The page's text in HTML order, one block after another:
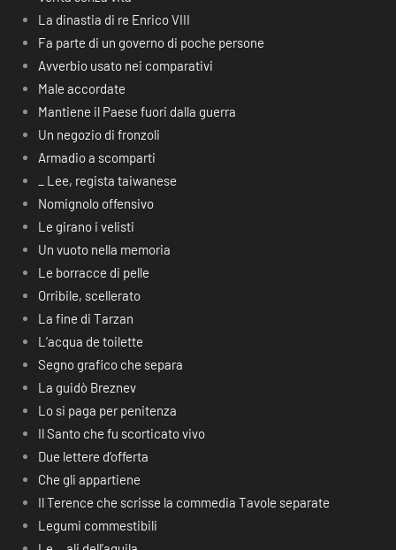
La dinastia di re Enrico VIII
Fa parte di un governo di poche persone
Avverbio usato nei comparativi
Male accordate
Mantiene il Paese fuori dalla guerra
Un negozio di fronzoli
Armadio a scomparti
_ Lee, regista taiwanese
Nomignolo offensivo
Le girano i velisti
Un vuoto nella memoria
Le borracce di pelle
Orribile, scellerato
La fine di Tarzan
L’acqua de toilette
Segno grafico che separa
La guidò Breznev
Lo si paga per penitenza
Il Santo che fu scorticato vivo
Due lettere d’offerta
Che gli appartiene
Il Terence che scrisse la commedia Tavole separate
Legumi commestibili